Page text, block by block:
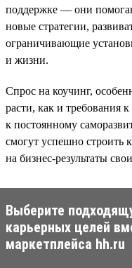
поддержке — они
новые стратегии,
ограничивающие
и жизни.
Спрос на коучинг,
расти, как и требования
к постоянному
смогут успешно строить
на бизнес-результаты
Выберите
карьерных целей
маркетплейса hh.ru